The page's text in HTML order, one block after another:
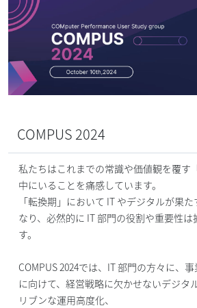
COMPUS 2024
私たちはこれまでの常識や価値観を覆す
中にいることを痛感しています。
「転換期」において IT やデジタルが果
なり、必然的に IT 部門の役割や重要性は
す。
COMPUS 2024では、IT 部門の方々に、
に向けて、経営戦略に欠かせないデジタ
リブンな運用高度化、